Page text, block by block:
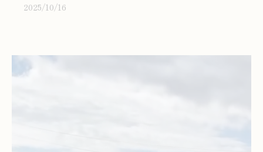
2025/10/16